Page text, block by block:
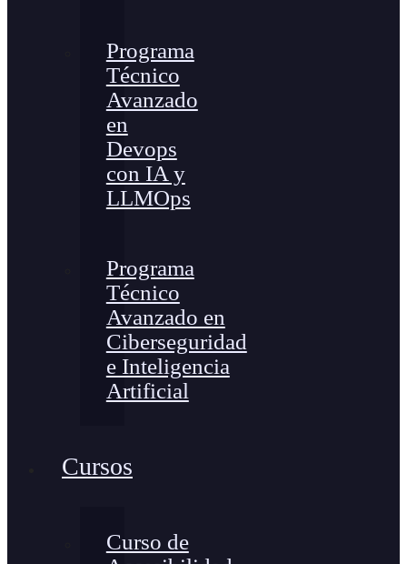
Programa
Técnico
Avanzado
en
Devops
con IA y
LLMOps
Programa
Técnico
Avanzado en
Ciberseguridad
e Inteligencia
Artificial
Cursos
Curso de